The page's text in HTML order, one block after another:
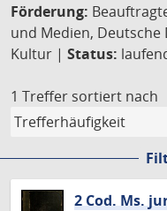
Förderung:
und Medien,
Kultur | Status:
1 Treffer sortiert nach
2 Cod. Ms.